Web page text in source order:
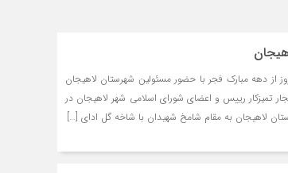
از دهه مبارک فجر با حضور مسئولین شهرستان لاهیجان
تمیزکار رییس و اعضای شورای اسلامی شهر لاهیجان در
لاهیجان به مقام شامخ شهیدان با شاخه گل ادای […]